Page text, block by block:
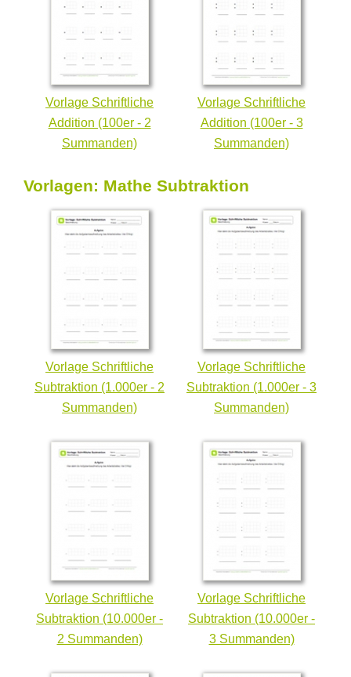
Vorlage Schriftliche
Addition (100er - 2
Summanden)
Vorlage Schriftliche
Addition (100er - 3
Summanden)
Vorlagen: Mathe Subtraktion
Vorlage Schriftliche
Subtraktion (1.000er - 2
Summanden)
Vorlage Schriftliche
Subtraktion (1.000er - 3
Summanden)
Vorlage Schriftliche
Subtraktion (10.000er -
2 Summanden)
Vorlage Schriftliche
Subtraktion (10.000er -
3 Summanden)